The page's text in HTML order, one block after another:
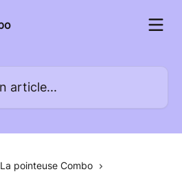
La pointeuse Combo